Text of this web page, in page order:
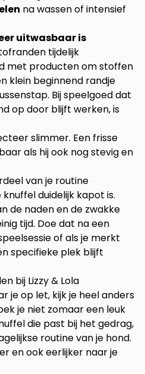
na wassen of intensief
uitwasbaar is
tijdelijk
met producten om stoffen
klein beginnend randje
Bij speelgoed dat
op door blijft werken, is
slimmer. Een frisse
als hij ook nog stevig en
van je routine
duidelijk kapot is.
de naden en de zwakke
tijd. Doe dat na een
of als je merkt
specifieke plek blijft
bij Lizzy & Lola
je op let, kijk je heel anders
je niet zomaar een leuk
die past bij het gedrag,
routine van je hond.
en ook eerlijker naar je